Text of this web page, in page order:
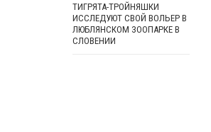
ТИГРЯТА-ТРОЙНЯШКИ
ИССЛЕДУЮТ СВОЙ ВОЛЬЕР В
ЛЮБЛЯНСКОМ ЗООПАРКЕ В
СЛОВЕНИИ